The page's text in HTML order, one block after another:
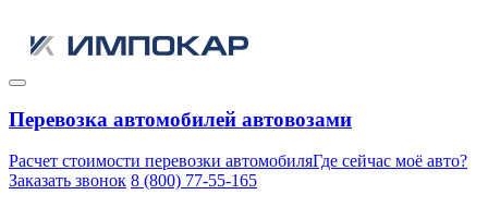
Перевозка автомобилей автовозами
Расчет стоимости перевозки автомобиляГде сейчас моё авто?
Заказать звонок 8 (800) 77-55-165